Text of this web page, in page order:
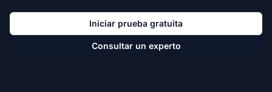
Iniciar prueba gratuita
Consultar un experto